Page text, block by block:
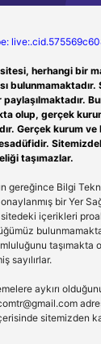
herhangi bir
bulunmamaktadır.
paylaşılmaktadır.
olup, gerçek
Gerçek kurum
taşımazlar.
gereğince Bilgi
bir Yer
içerikleri
taşımakta
sayılırlar.
aykırı
sitemizden